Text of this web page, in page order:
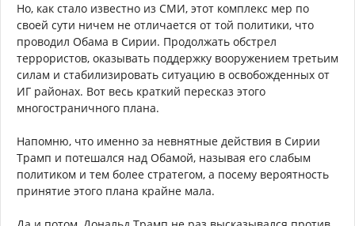
Но, как стало известно из СМИ, этот комплекс мер по
своей сути ничем не отличается от той политики, что
проводил Обама в Сирии. Продолжать обстрел
террористов, оказывать поддержку вооружением третьим
силам и стабилизировать ситуацию в освобожденных от
ИГ районах. Вот весь краткий пересказ этого
многостраничного плана.
Напомню, что именно за невнятные действия в Сирии
Трамп и потешался над Обамой, называя его слабым
политиком и тем более стратегом, а посему вероятность
принятие этого плана крайне мала.